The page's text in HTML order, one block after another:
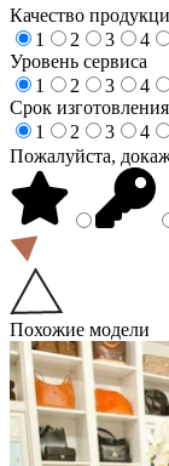
Качество
1
2 3 4
Уровень сервиса
1
2 3 4
Срок изготовления
1
2 3 4
Пожалуйста,
Похожие модели